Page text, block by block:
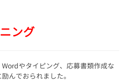
ング
やタイピング、応募書類作成な
んでおられました。